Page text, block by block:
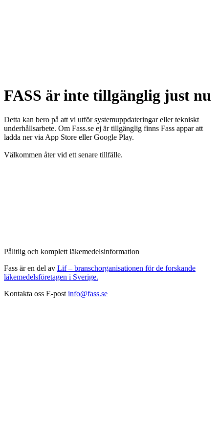
FASS är inte tillgänglig just nu
Detta kan bero på att vi utför systemuppdateringar eller tekniskt
underhållsarbete. Om Fass.se ej är tillgänglig finns Fass appar att
ladda ner via App Store eller Google Play.
Välkommen åter vid ett senare tillfälle.
Pålitlig och komplett läkemedelsinformation
Fass är en del av Lif – branschorganisationen för de forskande
läkemedelsföretagen i Sverige.
Kontakta oss E-post info@fass.se